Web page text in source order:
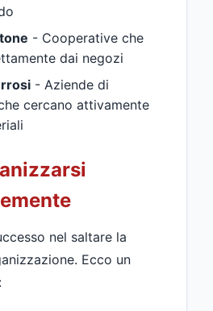
- Cooperative che
dai negozi
- Aziende di
cercano attivamente
nel saltare la
Ecco un